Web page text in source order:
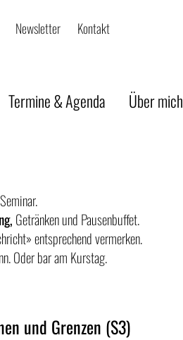
Termine & Agenda Über mich
Newsletter Kontakt
Getränken und Pausenbuffet.
entsprechend vermerken.
Oder bar am Kurstag.
und Grenzen (S3)